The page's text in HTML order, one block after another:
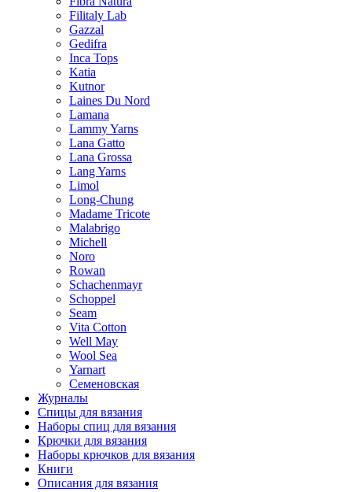
Filitaly Lab
Gazzal
Gedifra
Inca Tops
Katia
Kutnor
Laines Du Nord
Lamana
Lammy Yarns
Lana Gatto
Lana Grossa
Lang Yarns
Limol
Long-Chung
Madame Tricote
Malabrigo
Michell
Noro
Rowan
Schachenmayr
Schoppel
Seam
Vita Cotton
Well May
Wool Sea
Yarnart
Семеновская
Журналы
Спицы для вязания
Наборы спиц для вязания
Крючки для вязания
Наборы крючков для вязания
Книги
Описания для вязания